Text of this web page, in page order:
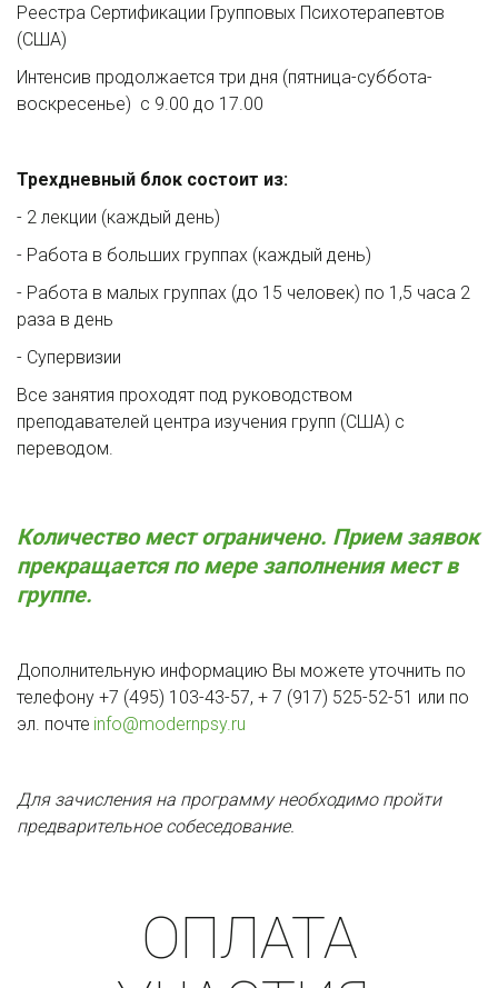
Реестра Сертификации Групповых Психотерапевтов
(США)
Интенсив продолжается три дня (пятница-суббота-
воскресенье)  с 9.00 до 17.00
Трехдневный блок состоит из:
- 2 лекции (каждый день)
- Работа в больших группах (каждый день)
- Работа в малых группах (до 15 человек) по 1,5 часа 2
раза в день
- Супервизии
​Все занятия проходят под руководством
преподавателей центра изучения групп (США) с
переводом.
Количество мест ограничено. Прием заявок
прекращается по мере заполнения мест в
группе.
Дополнительную информацию Вы можете уточнить по
телефону +7 (495) 103-43-57, + 7 (917) 525-52-51 или по
эл. почте info@modernpsy.ru
Для зачисления на программу необходимо пройти
предварительное собеседование.
ОПЛАТА